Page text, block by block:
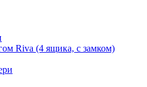
Riva (4 ящика, с замком)